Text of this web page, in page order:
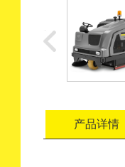
产品详情